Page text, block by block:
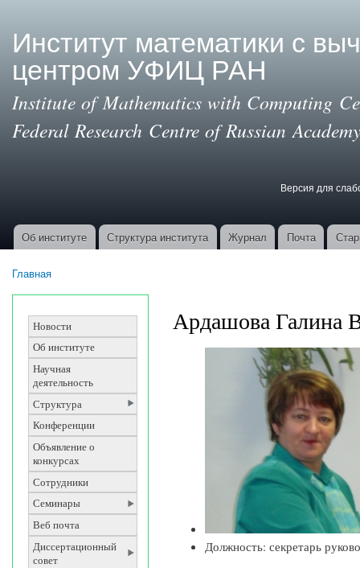
Институт математики с
центром УФИЦ РАН
Institute of Mathematics with Computing
Federal Research Centre of Russian
Версия для
Основные ссылки
Об институте Структура института Журнал Почта
Главная
Новости
Об институте
Научная
деятельность
Структура
Конференции
Объявление о
конкурсах
Сотрудники
Семинары
Веб почта
Диссертационный
совет
Ардашова Галина
Должность: секретарь